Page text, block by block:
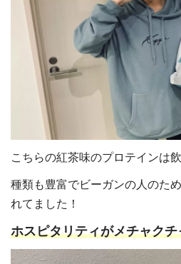
こちらの紅茶味のプロテインは
種類も豊富でビーガンの人のた
れてました！
ホスピタリティがメチャク